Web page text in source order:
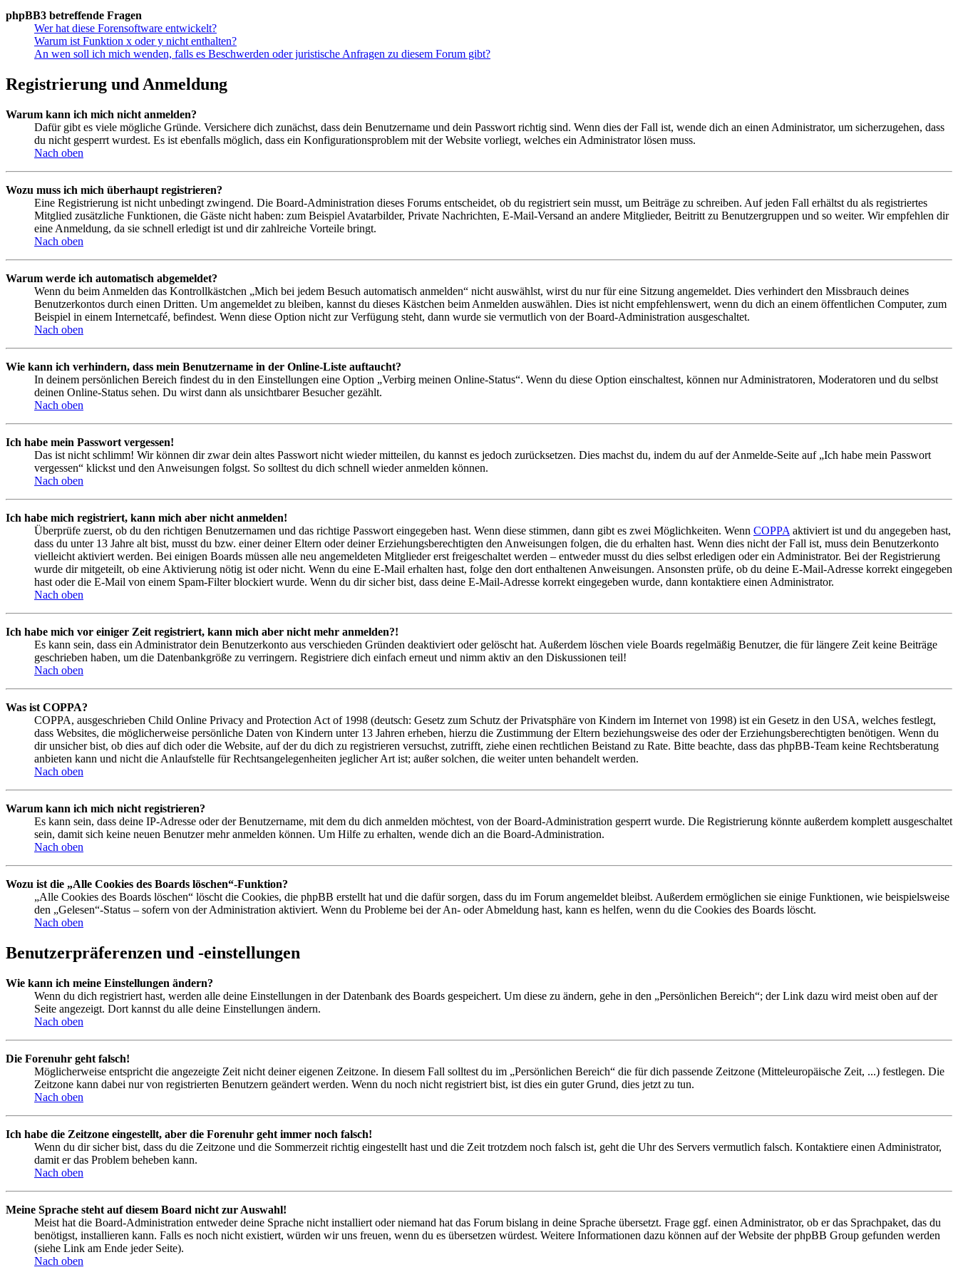
phpBB3 betreffende Fragen
Wer hat diese Forensoftware entwickelt?
Warum ist Funktion x oder y nicht enthalten?
An wen soll ich mich wenden, falls es Beschwerden oder juristische Anfragen zu diesem Forum gibt?
Registrierung und Anmeldung
Warum kann ich mich nicht anmelden?
Dafür gibt es viele mögliche Gründe. Versichere dich zunächst, dass dein Benutzername und dein Passwort richtig sind. Wenn dies der Fall ist, wende dich an einen Administrator, um sicherzugehen, dass
du nicht gesperrt wurdest. Es ist ebenfalls möglich, dass ein Konfigurationsproblem mit der Website vorliegt, welches ein Administrator lösen muss.
Nach oben
Wozu muss ich mich überhaupt registrieren?
Eine Registrierung ist nicht unbedingt zwingend. Die Board-Administration dieses Forums entscheidet, ob du registriert sein musst, um Beiträge zu schreiben. Auf jeden Fall erhältst du als registriertes
Mitglied zusätzliche Funktionen, die Gäste nicht haben: zum Beispiel Avatarbilder, Private Nachrichten, E-Mail-Versand an andere Mitglieder, Beitritt zu Benutzergruppen und so weiter. Wir empfehlen dir
eine Anmeldung, da sie schnell erledigt ist und dir zahlreiche Vorteile bringt.
Nach oben
Warum werde ich automatisch abgemeldet?
Wenn du beim Anmelden das Kontrollkästchen „Mich bei jedem Besuch automatisch anmelden“ nicht auswählst, wirst du nur für eine Sitzung angemeldet. Dies verhindert den Missbrauch deines
Benutzerkontos durch einen Dritten. Um angemeldet zu bleiben, kannst du dieses Kästchen beim Anmelden auswählen. Dies ist nicht empfehlenswert, wenn du dich an einem öffentlichen Computer, zum
Beispiel in einem Internetcafé, befindest. Wenn diese Option nicht zur Verfügung steht, dann wurde sie vermutlich von der Board-Administration ausgeschaltet.
Nach oben
Wie kann ich verhindern, dass mein Benutzername in der Online-Liste auftaucht?
In deinem persönlichen Bereich findest du in den Einstellungen eine Option „Verbirg meinen Online-Status“. Wenn du diese Option einschaltest, können nur Administratoren, Moderatoren und du selbst
deinen Online-Status sehen. Du wirst dann als unsichtbarer Besucher gezählt.
Nach oben
Ich habe mein Passwort vergessen!
Das ist nicht schlimm! Wir können dir zwar dein altes Passwort nicht wieder mitteilen, du kannst es jedoch zurücksetzen. Dies machst du, indem du auf der Anmelde-Seite auf „Ich habe mein Passwort
vergessen“ klickst und den Anweisungen folgst. So solltest du dich schnell wieder anmelden können.
Nach oben
Ich habe mich registriert, kann mich aber nicht anmelden!
Überprüfe zuerst, ob du den richtigen Benutzernamen und das richtige Passwort eingegeben hast. Wenn diese stimmen, dann gibt es zwei Möglichkeiten. Wenn COPPA aktiviert ist und du angegeben hast,
dass du unter 13 Jahre alt bist, musst du bzw. einer deiner Eltern oder deiner Erziehungsberechtigten den Anweisungen folgen, die du erhalten hast. Wenn dies nicht der Fall ist, muss dein Benutzerkonto
vielleicht aktiviert werden. Bei einigen Boards müssen alle neu angemeldeten Mitglieder erst freigeschaltet werden – entweder musst du dies selbst erledigen oder ein Administrator. Bei der Registrierung
wurde dir mitgeteilt, ob eine Aktivierung nötig ist oder nicht. Wenn du eine E-Mail erhalten hast, folge den dort enthaltenen Anweisungen. Ansonsten prüfe, ob du deine E-Mail-Adresse korrekt eingegeben
hast oder die E-Mail von einem Spam-Filter blockiert wurde. Wenn du dir sicher bist, dass deine E-Mail-Adresse korrekt eingegeben wurde, dann kontaktiere einen Administrator.
Nach oben
Ich habe mich vor einiger Zeit registriert, kann mich aber nicht mehr anmelden?!
Es kann sein, dass ein Administrator dein Benutzerkonto aus verschieden Gründen deaktiviert oder gelöscht hat. Außerdem löschen viele Boards regelmäßig Benutzer, die für längere Zeit keine Beiträge
geschrieben haben, um die Datenbankgröße zu verringern. Registriere dich einfach erneut und nimm aktiv an den Diskussionen teil!
Nach oben
Was ist COPPA?
COPPA, ausgeschrieben Child Online Privacy and Protection Act of 1998 (deutsch: Gesetz zum Schutz der Privatsphäre von Kindern im Internet von 1998) ist ein Gesetz in den USA, welches festlegt,
dass Websites, die möglicherweise persönliche Daten von Kindern unter 13 Jahren erheben, hierzu die Zustimmung der Eltern beziehungsweise des oder der Erziehungsberechtigten benötigen. Wenn du
dir unsicher bist, ob dies auf dich oder die Website, auf der du dich zu registrieren versuchst, zutrifft, ziehe einen rechtlichen Beistand zu Rate. Bitte beachte, dass das phpBB-Team keine Rechtsberatung
anbieten kann und nicht die Anlaufstelle für Rechtsangelegenheiten jeglicher Art ist; außer solchen, die weiter unten behandelt werden.
Nach oben
Warum kann ich mich nicht registrieren?
Es kann sein, dass deine IP-Adresse oder der Benutzername, mit dem du dich anmelden möchtest, von der Board-Administration gesperrt wurde. Die Registrierung könnte außerdem komplett ausgeschaltet
sein, damit sich keine neuen Benutzer mehr anmelden können. Um Hilfe zu erhalten, wende dich an die Board-Administration.
Nach oben
Wozu ist die „Alle Cookies des Boards löschen“-Funktion?
„Alle Cookies des Boards löschen“ löscht die Cookies, die phpBB erstellt hat und die dafür sorgen, dass du im Forum angemeldet bleibst. Außerdem ermöglichen sie einige Funktionen, wie beispielsweise
den „Gelesen“-Status – sofern von der Administration aktiviert. Wenn du Probleme bei der An- oder Abmeldung hast, kann es helfen, wenn du die Cookies des Boards löscht.
Nach oben
Benutzerpräferenzen und -einstellungen
Wie kann ich meine Einstellungen ändern?
Wenn du dich registriert hast, werden alle deine Einstellungen in der Datenbank des Boards gespeichert. Um diese zu ändern, gehe in den „Persönlichen Bereich“; der Link dazu wird meist oben auf der
Seite angezeigt. Dort kannst du alle deine Einstellungen ändern.
Nach oben
Die Forenuhr geht falsch!
Möglicherweise entspricht die angezeigte Zeit nicht deiner eigenen Zeitzone. In diesem Fall solltest du im „Persönlichen Bereich“ die für dich passende Zeitzone (Mitteleuropäische Zeit, ...) festlegen. Die
Zeitzone kann dabei nur von registrierten Benutzern geändert werden. Wenn du noch nicht registriert bist, ist dies ein guter Grund, dies jetzt zu tun.
Nach oben
Ich habe die Zeitzone eingestellt, aber die Forenuhr geht immer noch falsch!
Wenn du dir sicher bist, dass du die Zeitzone und die Sommerzeit richtig eingestellt hast und die Zeit trotzdem noch falsch ist, geht die Uhr des Servers vermutlich falsch. Kontaktiere einen Administrator,
damit er das Problem beheben kann.
Nach oben
Meine Sprache steht auf diesem Board nicht zur Auswahl!
Meist hat die Board-Administration entweder deine Sprache nicht installiert oder niemand hat das Forum bislang in deine Sprache übersetzt. Frage ggf. einen Administrator, ob er das Sprachpaket, das du
benötigst, installieren kann. Falls es noch nicht existiert, würden wir uns freuen, wenn du es übersetzen würdest. Weitere Informationen dazu können auf der Website der phpBB Group gefunden werden
(siehe Link am Ende jeder Seite).
Nach oben